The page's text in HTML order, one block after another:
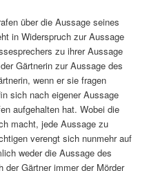
über die Aussage seines
in Widerspruch zur Aussage
zu ihrer Aussage
Gärtnerin zur Aussage des
wenn er sie fragen
sich nach eigener Aussage
aufgehalten hat. Wobei die
macht, jede Aussage zu
verengt sich nunmehr auf
weder die Aussage des
der Gärtner immer der Mörder